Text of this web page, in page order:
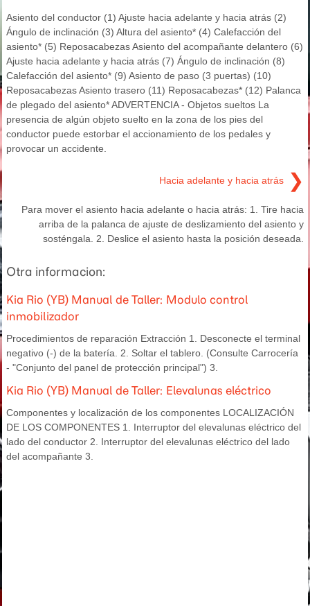
Asiento del conductor (1) Ajuste hacia adelante y hacia atrás (2)
Ángulo de inclinación (3) Altura del asiento* (4) Calefacción del
asiento* (5) Reposacabezas Asiento del acompañante delantero (6)
Ajuste hacia adelante y hacia atrás (7) Ángulo de inclinación (8)
Calefacción del asiento* (9) Asiento de paso (3 puertas) (10)
Reposacabezas Asiento trasero (11) Reposacabezas* (12) Palanca
de plegado del asiento* ADVERTENCIA - Objetos sueltos La
presencia de algún objeto suelto en la zona de los pies del
conductor puede estorbar el accionamiento de los pedales y
provocar un accidente.
Hacia adelante y hacia atrás ❯
Para mover el asiento hacia adelante o hacia atrás: 1. Tire hacia
arriba de la palanca de ajuste de deslizamiento del asiento y
sosténgala. 2. Deslice el asiento hasta la posición deseada.
Otra informacion:
Kia Rio (YB) Manual de Taller: Modulo control
inmobilizador
Procedimientos de reparación Extracción 1. Desconecte el terminal
negativo (-) de la batería. 2. Soltar el tablero. (Consulte Carrocería
- "Conjunto del panel de protección principal") 3.
Kia Rio (YB) Manual de Taller: Elevalunas eléctrico
Componentes y localización de los componentes LOCALIZACIÓN
DE LOS COMPONENTES 1. Interruptor del elevalunas eléctrico del
lado del conductor 2. Interruptor del elevalunas eléctrico del lado
del acompañante 3.